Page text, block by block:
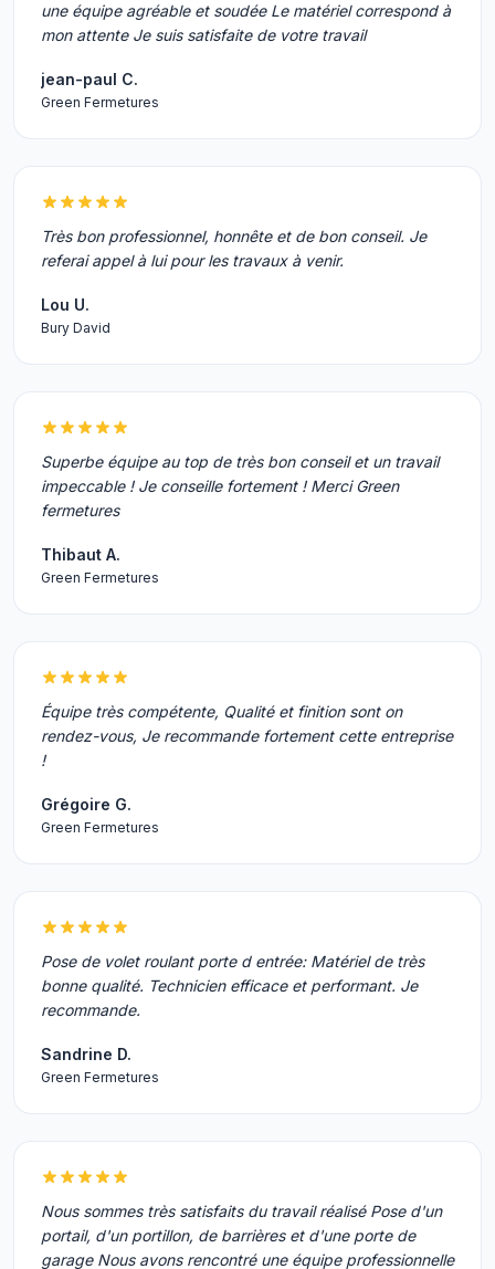
une équipe agréable et soudée Le matériel correspond à
mon attente Je suis satisfaite de votre travail
jean-paul C.
Green Fermetures
Très bon professionnel, honnête et de bon conseil. Je
referai appel à lui pour les travaux à venir.
Lou U.
Bury David
Superbe équipe au top de très bon conseil et un travail
impeccable ! Je conseille fortement ! Merci Green
fermetures
Thibaut A.
Green Fermetures
Équipe très compétente, Qualité et finition sont on
rendez-vous, Je recommande fortement cette entreprise
!
Grégoire G.
Green Fermetures
Pose de volet roulant porte d entrée: Matériel de très
bonne qualité. Technicien efficace et performant. Je
recommande.
Sandrine D.
Green Fermetures
Nous sommes très satisfaits du travail réalisé Pose d'un
portail, d'un portillon, de barrières et d'une porte de
garage Nous avons rencontré une équipe professionnelle